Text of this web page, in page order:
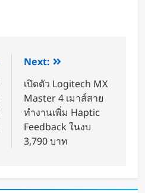
Next:
เปิดตัว Logitech MX
Master 4 เมาส์สาย
ทำงานเพิ่ม Haptic
Feedback ในงบ
3,790 บาท